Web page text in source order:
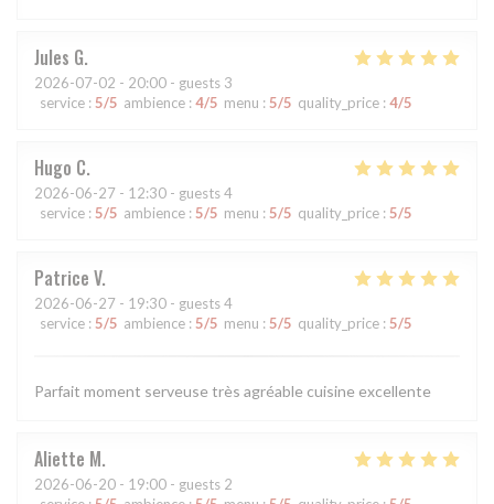
Jules G
2026-07-02 - 20:00 - guests 3
service : 5/5 ambience : 4/5 menu : 5/5 quality_price : 4/5
Hugo C
2026-06-27 - 12:30 - guests 4
service : 5/5 ambience : 5/5 menu : 5/5 quality_price : 5/5
Patrice V
2026-06-27 - 19:30 - guests 4
service : 5/5 ambience : 5/5 menu : 5/5 quality_price : 5/5
Parfait moment serveuse très agréable cuisine excellente
Aliette M
2026-06-20 - 19:00 - guests 2